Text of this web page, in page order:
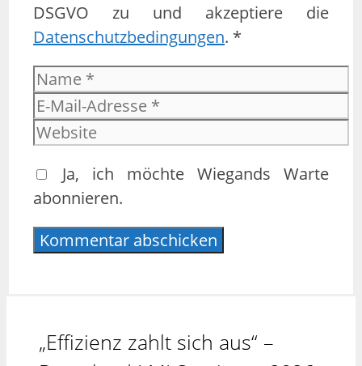
DSGVO zu und akzeptiere die
Datenschutzbedingungen. *
Name
E-
Mail-
Adresse
Website
Ja, ich möchte Wiegands Warte
abonnieren.
„Effizienz zahlt sich aus“ –